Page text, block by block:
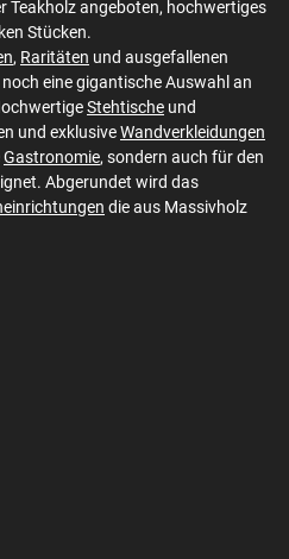
Teakholz angeboten, hochwertiges
Stücken.
, Raritäten und ausgefallenen
eine gigantische Auswahl an
Stehtische und
und exklusiveWandverkleidungen
Gastronomie, sondern auch für den
Abgerundet wird das
die aus Massivholz